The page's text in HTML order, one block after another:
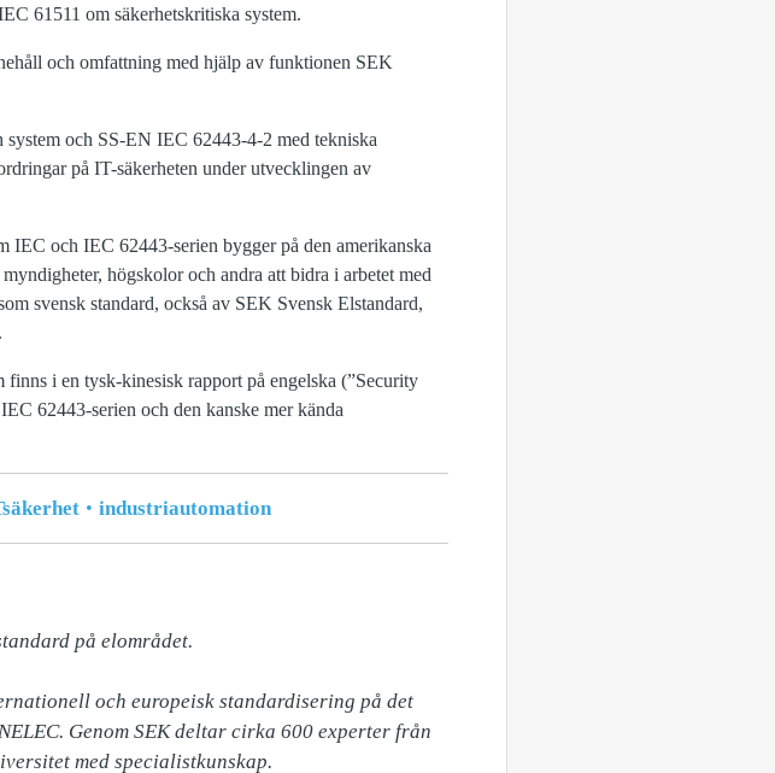
61511 om säkerhetskritiska system.
och omfattning med hjälp av funktionen SEK
och SS-EN IEC 62443-4-2 med tekniska
på IT-säkerheten under utvecklingen av
IEC och IEC 62443-serien bygger på den amerikanska
högskolor och andra att bidra i arbetet med
svensk standard, också av SEK Svensk Elstandard,
i en tysk-kinesisk rapport på engelska (”Security
62443-serien och den kanske mer kända
industriautomation
på elområdet.
och europeisk standardisering på det
Genom SEK deltar cirka 600 experter från
med specialistkunskap.